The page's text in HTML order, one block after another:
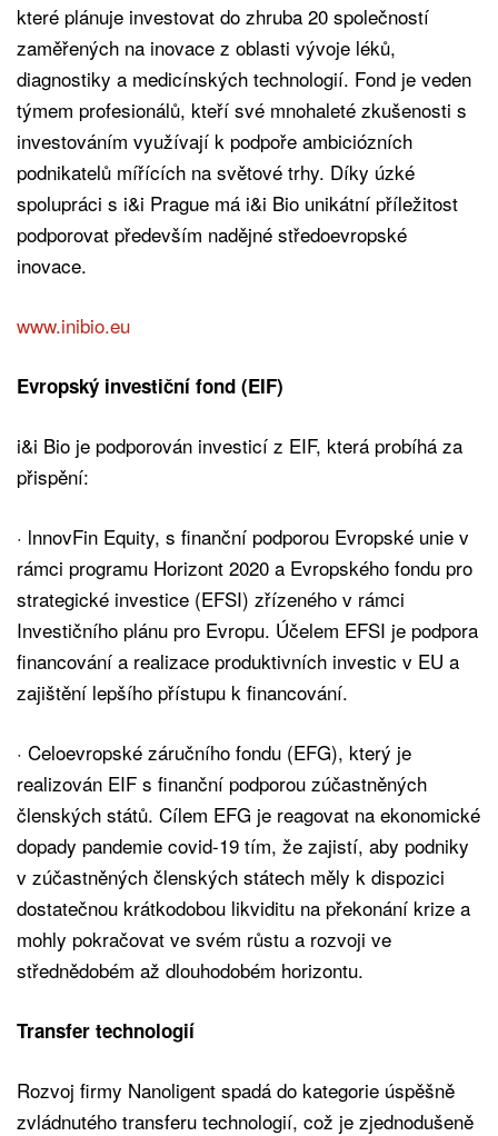
které plánuje investovat do zhruba 20 společností
zaměřených na inovace z oblasti vývoje léků,
diagnostiky a medicínských technologií. Fond je veden
týmem profesionálů, kteří své mnohaleté zkušenosti s
investováním využívají k podpoře ambiciózních
podnikatelů mířících na světové trhy. Díky úzké
spolupráci s i&i Prague má i&i Bio unikátní příležitost
podporovat především nadějné středoevropské
inovace.
www.inibio.eu
Evropský investiční fond (EIF)
i&i Bio je podporován investicí z EIF, která probíhá za
přispění:
· lnnovFin Equity, s finanční podporou Evropské unie v
rámci programu Horizont 2020 a Evropského fondu pro
strategické investice (EFSI) zřízeného v rámci
Investičního plánu pro Evropu. Účelem EFSI je podpora
financování a realizace produktivních investic v EU a
zajištění lepšího přístupu k financování.
· Celoevropské záručního fondu (EFG), který je
realizován EIF s finanční podporou zúčastněných
členských států. Cílem EFG je reagovat na ekonomické
dopady pandemie covid-19 tím, že zajistí, aby podniky
v zúčastněných členských státech měly k dispozici
dostatečnou krátkodobou likviditu na překonání krize a
mohly pokračovat ve svém růstu a rozvoji ve
střednědobém až dlouhodobém horizontu.
Transfer technologií
Rozvoj firmy Nanoligent spadá do kategorie úspěšně
zvládnutého transferu technologií, což je zjednodušeně